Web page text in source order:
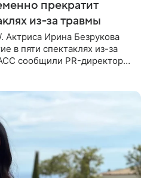
прекратит
из-за травмы
Ирина Безрукова
в пяти спектаклях из-за
сообщили PR-директор